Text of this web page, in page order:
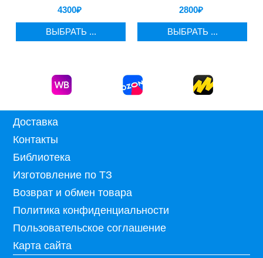
4300₽
ВЫБРАТЬ ...
2800₽
ВЫБРАТЬ ...
Доставка
Контакты
Библиотека
Изготовление по ТЗ
Возврат и обмен товара
Политика конфиденциальности
Пользовательское соглашение
Карта сайта